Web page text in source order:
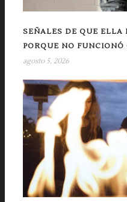
SEÑALES DE QUE ELLA
PORQUE NO FUNCIONÓ
agosto 5, 2026